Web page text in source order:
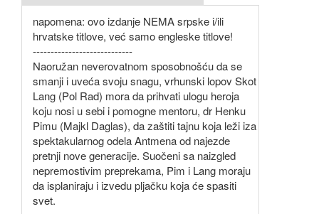
napomena: ovo izdanje NEMA srpske i/ili
hrvatske titlove, već samo engleske titlove!
----------------------------
Naoružan neverovatnom sposobnošću da se
smanji i uveća svoju snagu, vrhunski lopov Skot
Lang (Pol Rad) mora da prihvati ulogu heroja
koju nosi u sebi i pomogne mentoru, dr Henku
Pimu (Majkl Daglas), da zaštiti tajnu koja leži iza
spektakularnog odela Antmena od najezde
pretnji nove generacije. Suočeni sa naizgled
nepremostivim preprekama, Pim i Lang moraju
da isplaniraju i izvedu pljačku koja će spasiti
svet.